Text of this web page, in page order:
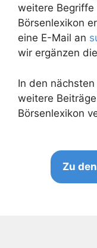
weitere Begriffe
Börsenlexikon
eine E-Mail an
wir ergänzen
In den
weitere
Börsenlexikon
Zu